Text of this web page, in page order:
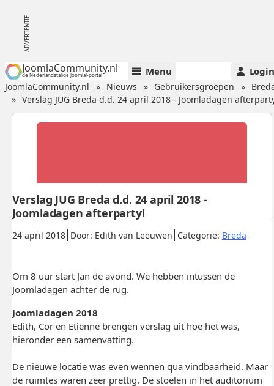
JoomlaCommunity.nl
de Nederlandstalige Joomla!-portal Menu Login
JoomlaCommunity.nl Nieuws Gebruikersgroepen
Verslag JUG Breda d.d. 24 april 2018 - Joomladagen
Gepubliceerd:
24 april 2018. Door: Edith van Leeuwen. Categorie: Breda.
Verslag JUG Breda d.d. 24 april 2018 -
Joomladagen afterparty!
Om 8 uur start Jan de avond. We hebben intussen de
Joomladagen achter de rug.
Joomladagen 2018
Edith, Cor en Etienne brengen verslag uit hoe het was,
hieronder een samenvatting.
De nieuwe locatie was even wennen qua vindbaarheid. Maar
de ruimtes waren zeer prettig. De stoelen in het auditorium